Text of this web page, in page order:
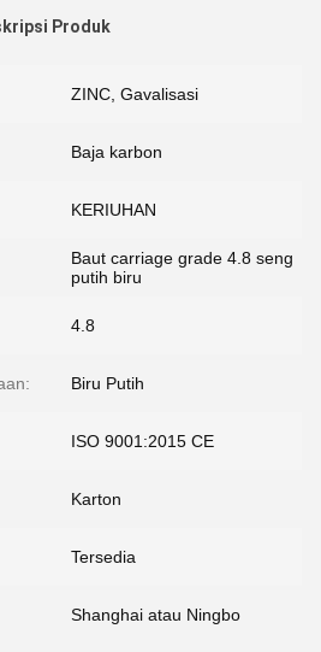
Produk
ZINC, Gavalisasi
Baja karbon
KERIUHAN
Baut carriage grade 4.8 seng
putih biru
4.8
Biru Putih
ISO 9001:2015 CE
Karton
Tersedia
Shanghai atau Ningbo